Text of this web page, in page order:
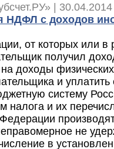
|
НДФЛ с доходов
от которых или в
получил
доходы
и
систему
налога и их
не
в